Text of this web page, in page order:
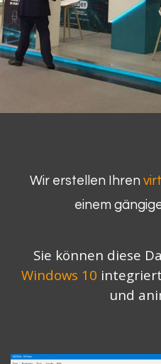
Wir erstellen Ihren
einem
Sie können diese
Windows 10
und